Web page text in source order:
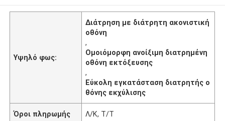
Υψηλό φως:
Διάτρηση με διάτρητη ακονιστική
οθόνη
,
Ομοιόμορφη ανοίξιμη διατρημένη
οθόνη εκτόξευσης
,
Εύκολη εγκατάσταση διατρητής ο
θόνης εκχύλισης
Όροι πληρωμής Λ/Κ, Τ/Τ